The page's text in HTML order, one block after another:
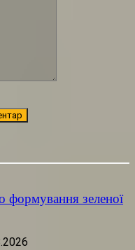
формування зеленої